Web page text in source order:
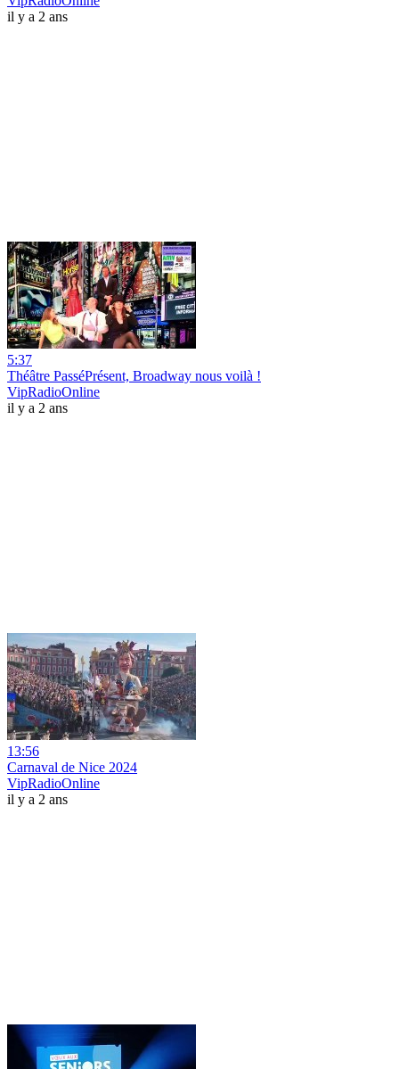
il y a 2 ans
5:37
Théâtre PasséPrésent, Broadway nous voilà !
VipRadioOnline
il y a 2 ans
13:56
Carnaval de Nice 2024
VipRadioOnline
il y a 2 ans